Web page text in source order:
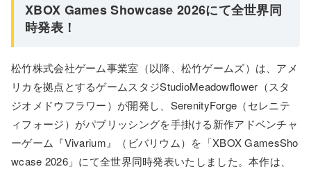
XBOX Games Showcase 2026にて全世界同
時発表！
松竹株式会社ゲーム事業室（以降、松竹ゲームズ）は、アメ
リカを拠点とするゲームスタジStudioMeadowflower（スタ
ジオメドウフラワー）が開発し、SerenityForge（セレニテ
ィフォージ）がパブリッシングを手掛ける新作アドベンチャ
ーゲーム『Vivarium』（ビバリウム）を「XBOX GamesSho
wcase 2026」にて全世界同時発表いたしました。本作は、